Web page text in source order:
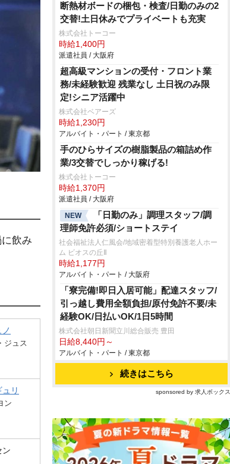
飲み
ジュス
リ
ン
ン
断熱材ボードの梱包・検査/日勤のみの2
交替!土日休みでプライベートも充実
株式会社トーコー
時給1,400円
派遣社員 / 大阪府
超高級マンションの受付・フロント業
務/未経験歓迎 残業なし 土日祝のみ限
定!シニア活躍中
株式会社ベアーズ
時給1,230円
アルバイト・パート / 東京都
手のひらサイズの樹脂製品の箱詰め作
業/3交替でしっかり稼げる!
株式会社トーコー
時給1,370円
派遣社員 / 大阪府
NEW
「日勤のみ」調理スタッフ/調
理師免許必須/ショートステイ
社会福祉法人仁風会/地域密着型特別養護老人ホー
ム ビオスの丘Ⅱ
時給1,177円
アルバイト・パート / 大阪府
「寮完備!即日入居可能」配達スタッフ/
引っ越し費用全額負担/原付免許不要/未
経験OK/日払いOK/1日5時間
株式会社朝日新聞立川総合販売 豊田
日給8,440円～
アルバイト・パート / 東京都
続きはこちら
sponsored by 求人ボックス